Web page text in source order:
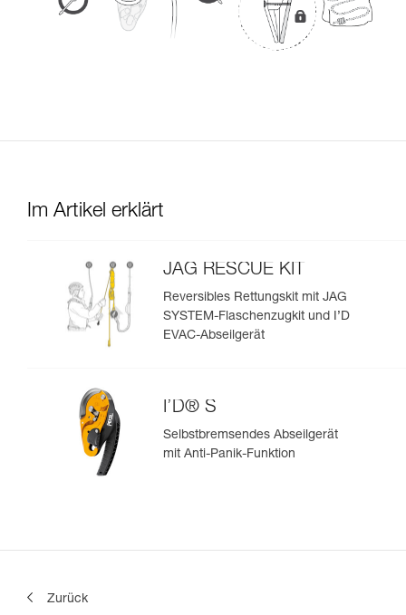
Im Artikel erklärt
JAG RESCUE KIT
Reversibles Rettungskit mit JAG
SYSTEM-Flaschenzugkit und I’D
EVAC-Abseilgerät
I’D® S
Selbstbremsendes Abseilgerät
mit Anti-Panik-Funktion
Zurück